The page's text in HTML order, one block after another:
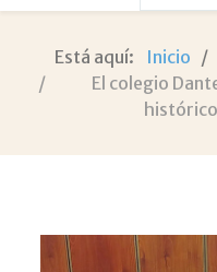
Está aquí: Inicio
El colegio